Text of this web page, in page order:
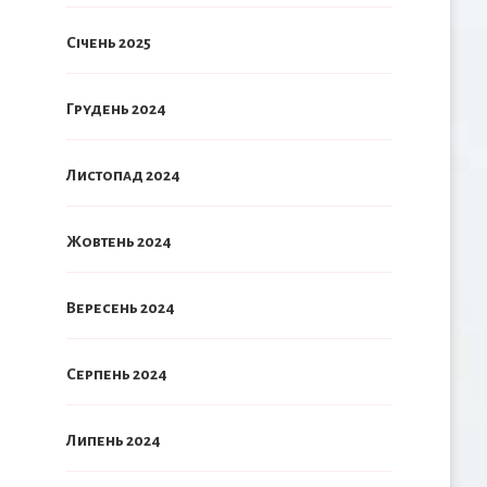
Січень 2025
Грудень 2024
Листопад 2024
Жовтень 2024
Вересень 2024
Серпень 2024
Липень 2024